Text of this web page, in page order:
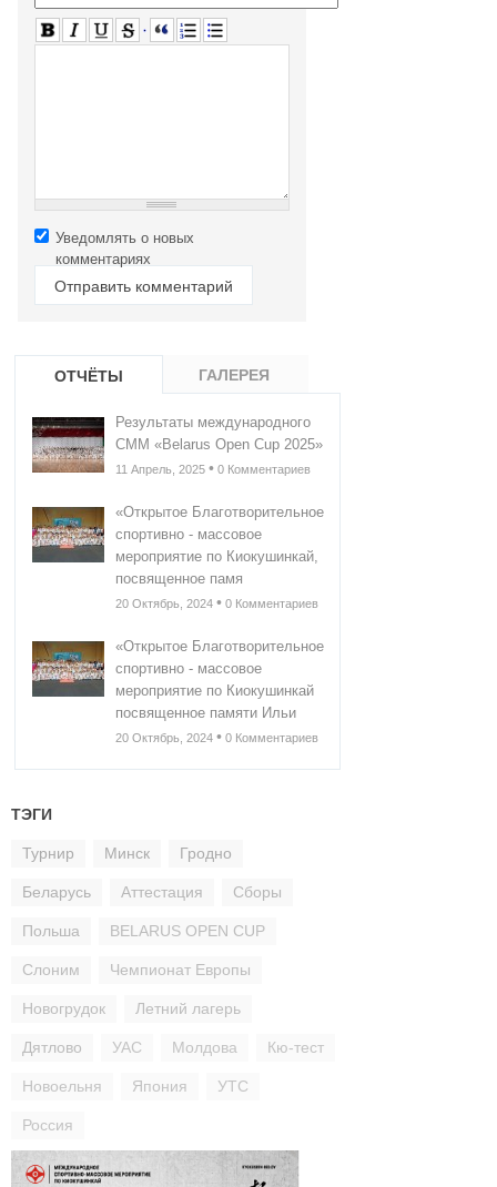
Уведомлять о новых
комментариях
ОТЧЁТЫ ГАЛЕРЕЯ
Результаты международного
СММ «Belarus Open Cup 2025»
11 Апрель, 2025 • 0 Комментариев
«Открытое Благотворительное
спортивно - массовое
мероприятие по Киокушинкай,
посвященное памя
20 Октябрь, 2024 • 0 Комментариев
«Открытое Благотворительное
спортивно - массовое
мероприятие по Киокушинкай
посвященное памяти Ильи
20 Октябрь, 2024 • 0 Комментариев
ТЭГИ
Турнир Минск Гродно
Беларусь Аттестация Сборы
Польша BELARUS OPEN CUP
Слоним Чемпионат Европы
Новогрудок Летний лагерь
Дятлово УАС Молдова Кю-тест
Новоельня Япония УТС
Россия